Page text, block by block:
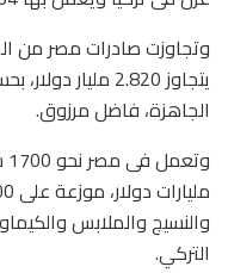
وتجاوزت صادرات مصر من
يتجاوز 2.820
الجاهزة، فاضل مرزوق.
والنسيج والملابس
التركي.